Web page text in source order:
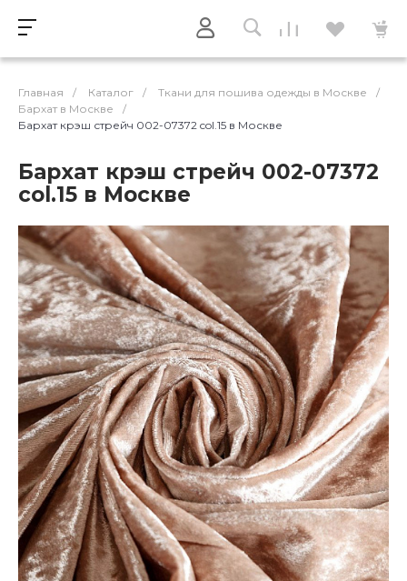
Главная / Каталог / Ткани для пошива одежды в Москве
/
Бархат в Москве
/
Бархат крэш стрейч 002-07372 col.15 в Москве
Бархат крэш стрейч 002-07372
col.15 в Москве